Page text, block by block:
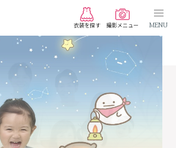
衣装を探す 撮影メニュー MENU